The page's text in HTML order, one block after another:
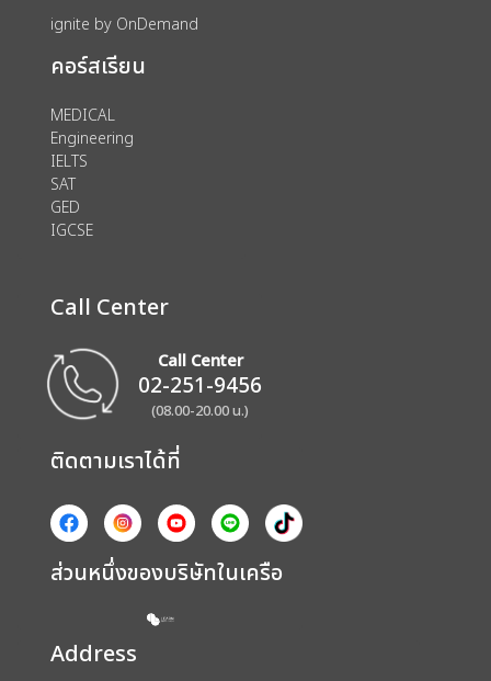
account_circle เข้าสู่ระบบ
assignment ลงทะเบียน
ignite by OnDemand
คอร์สเรียน
MEDICAL
Engineering
IELTS
SAT
GED
IGCSE
Call Center
Call Center
02-251-9456
(08.00-20.00 น.)
ติดตามเราได้ที่
ส่วนหนึ่งของบริษัทในเครือ
Address